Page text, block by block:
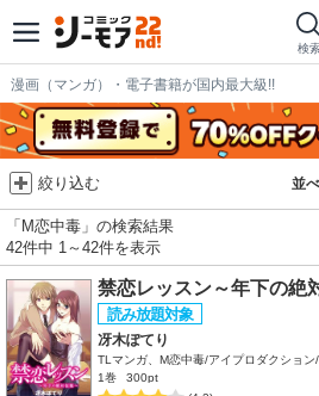
検
漫画（マンガ）・電子書籍が国内最大級!!
並
絞り込む
「M恋中毒」の検索結果
42件中 1～42件を表示
禁恋レッスン～年下の絶
冴木ぽてり
TLマンガ、M恋中毒/アイプロダクション
1巻
300pt